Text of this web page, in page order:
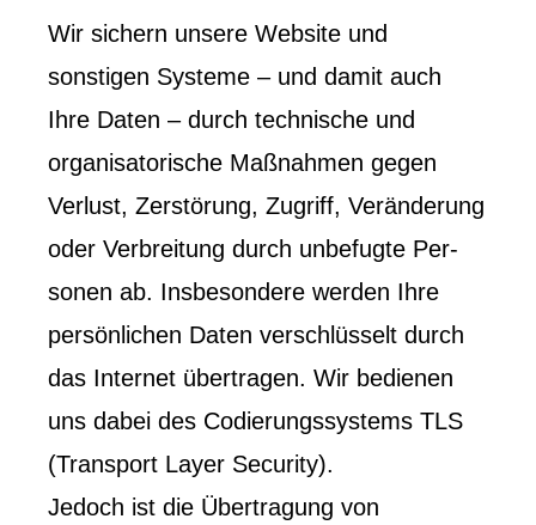
Wir sichern unsere Website und
sonstigen Systeme – und damit auch
Ihre Daten – durch technische und
organisatorische Maßnahmen gegen
Verlust, Zerstörung, Zugriff, Veränderung
oder Verbreitung durch unbefugte Per­
sonen ab. Insbesondere werden Ihre
persönlichen Daten verschlüsselt durch
das Internet übertragen. Wir bedienen
uns dabei des Codierungssystems TLS
(Transport Layer Security).
Jedoch ist die Übertragung von